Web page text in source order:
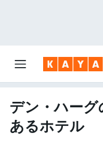
デン・ハー
あるホテル